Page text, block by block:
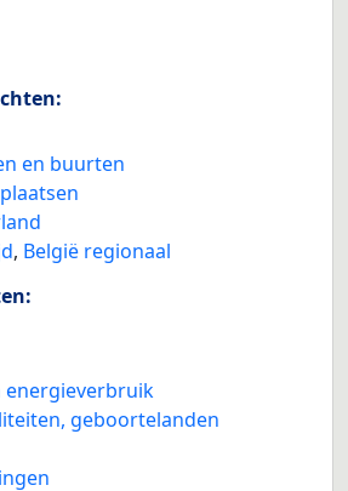
en buurten
, België regionaal
energieverbruik
geboortelanden